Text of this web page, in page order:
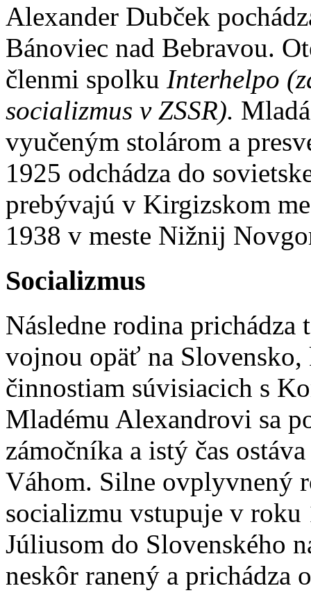
Alexander Dubček
Bánoviec nad Bebravou.
členmi spolku Interhelpo
socializmus v ZSSR).
vyučeným stolárom a
1925 odchádza do
prebývajú v Kirgizskom
1938 v meste Nižnij
Socializmus
Následne rodina prichádza
vojnou opäť na
činnostiam súvisiacich s
Mladému Alexandrovi sa
zámočníka a istý čas
Váhom. Silne ovplyvnený
socializmu vstupuje v
Júliusom do Slovenského
neskôr ranený a prichádza